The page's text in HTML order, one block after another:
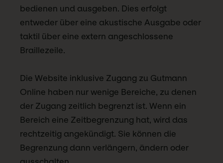
bedienen und ausgeben. Dies erfolgt
entweder über eine akustische Ausgabe oder
taktil über eine extern angeschlossene
Braillezeile.
Die Website inklusive Zugang zu Gutmann
Online haben nur wenige Bereiche, zu denen
der Zugang zeitlich begrenzt ist. Wenn ein
Bereich eine Zeitbegrenzung hat, wird das
rechtzeitig angekündigt. Sie können die
Begrenzung dann verlängern, ändern oder